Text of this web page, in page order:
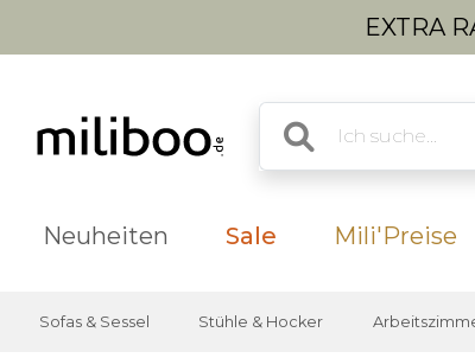
EXTRA
Neuheiten Sale Mili'Preise
Sofas & Sessel Stühle & Hocker